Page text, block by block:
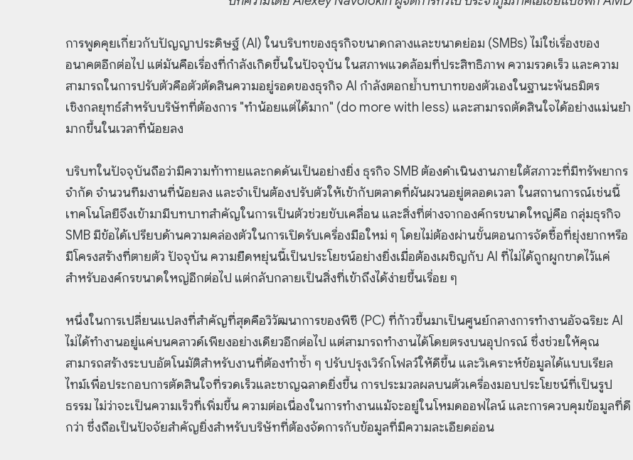
การพูดคุยเกี่ยวกับปัญญาประดิษฐ์ (AI) ในบริบทของธุรกิจขนาดกลางและขนาดย่อม (SMBs) ไม่ใช่เรื่องของ
อนาคตอีกต่อไป แต่มันคือเรื่องที่กำลังเกิดขึ้นในปัจจุบัน ในสภาพแวดล้อมที่ประสิทธิภาพ ความรวดเร็ว และความ
สามารถในการปรับตัวคือตัวตัดสินความอยู่รอดของธุรกิจ AI กำลังตอกย้ำบทบาทของตัวเองในฐานะพันธมิตร
เชิงกลยุทธ์สำหรับบริษัทที่ต้องการ "ทำน้อยแต่ได้มาก" (do more with less) และสามารถตัดสินใจได้อย่างแม่นยำ
มากขึ้นในเวลาที่น้อยลง
บริบทในปัจจุบันถือว่ามีความท้าทายและกดดันเป็นอย่างยิ่ง ธุรกิจ SMB ต้องดำเนินงานภายใต้สภาวะที่มีทรัพยากร
จำกัด จำนวนทีมงานที่น้อยลง และจำเป็นต้องปรับตัวให้เข้ากับตลาดที่ผันผวนอยู่ตลอดเวลา ในสถานการณ์เช่นนี้
เทคโนโลยีจึงเข้ามามีบทบาทสำคัญในการเป็นตัวช่วยขับเคลื่อน และสิ่งที่ต่างจากองค์กรขนาดใหญ่คือ กลุ่มธุรกิจ
SMB มีข้อได้เปรียบด้านความคล่องตัวในการเปิดรับเครื่องมือใหม่ ๆ โดยไม่ต้องผ่านขั้นตอนการจัดซื้อที่ยุ่งยากหรือ
มีโครงสร้างที่ตายตัว ปัจจุบัน ความยืดหยุ่นนี้เป็นประโยชน์อย่างยิ่งเมื่อต้องเผชิญกับ AI ที่ไม่ได้ถูกผูกขาดไว้แค่
สำหรับองค์กรขนาดใหญ่อีกต่อไป แต่กลับกลายเป็นสิ่งที่เข้าถึงได้ง่ายขึ้นเรื่อย ๆ
หนึ่งในการเปลี่ยนแปลงที่สำคัญที่สุดคือวิวัฒนาการของพีซี (PC) ที่ก้าวขึ้นมาเป็นศูนย์กลางการทำงานอัจฉริยะ AI
ไม่ได้ทำงานอยู่แค่บนคลาวด์เพียงอย่างเดียวอีกต่อไป แต่สามารถทำงานได้โดยตรงบนอุปกรณ์ ซึ่งช่วยให้คุณ
สามารถสร้างระบบอัตโนมัติสำหรับงานที่ต้องทำซ้ำ ๆ ปรับปรุงเวิร์กโฟลว์ให้ดีขึ้น และวิเคราะห์ข้อมูลได้แบบเรียล
ไทม์เพื่อประกอบการตัดสินใจที่รวดเร็วและชาญฉลาดยิ่งขึ้น การประมวลผลบนตัวเครื่องมอบประโยชน์ที่เป็นรูป
ธรรม ไม่ว่าจะเป็นความเร็วที่เพิ่มขึ้น ความต่อเนื่องในการทำงานแม้จะอยู่ในโหมดออฟไลน์ และการควบคุมข้อมูลที่ดี
กว่า ซึ่งถือเป็นปัจจัยสำคัญยิ่งสำหรับบริษัทที่ต้องจัดการกับข้อมูลที่มีความละเอียดอ่อน